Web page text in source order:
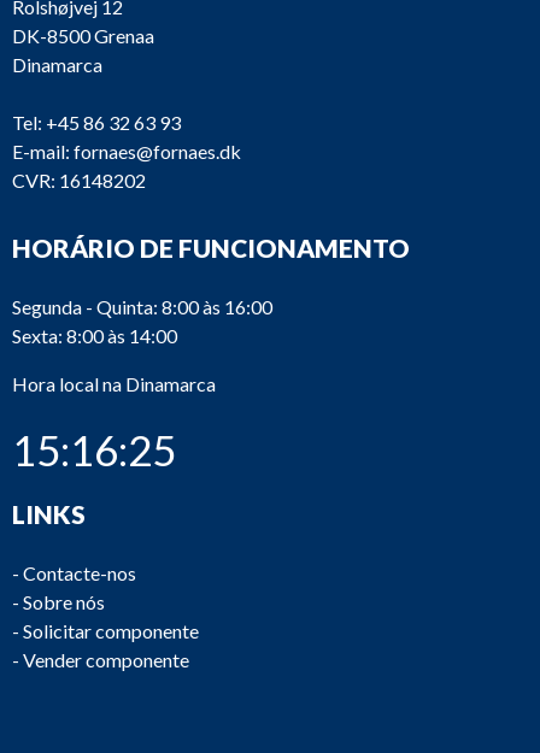
Rolshøjvej 12
DK-8500 Grenaa
Dinamarca
Tel: +45 86 32 63 93
E-mail: fornaes@fornaes.dk
CVR: 16148202
HORÁRIO DE FUNCIONAMENTO
Segunda - Quinta: 8:00 às 16:00
Sexta: 8:00 às 14:00
Hora local na Dinamarca
15:16:25
LINKS
- Contacte-nos
- Sobre nós
- Solicitar componente
- Vender componente